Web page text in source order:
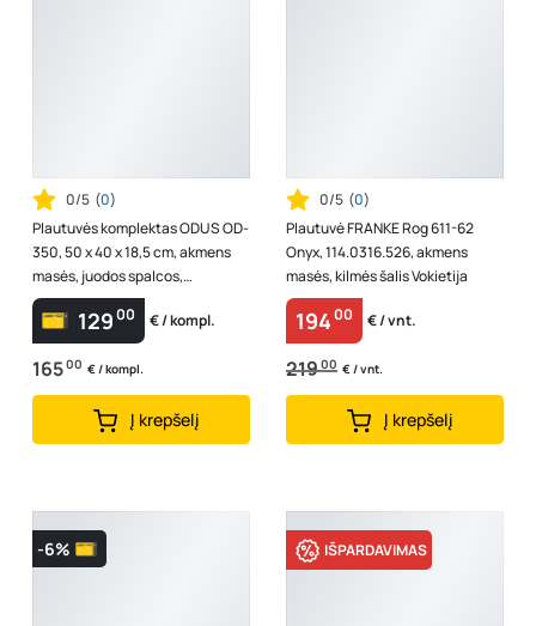
0/5 (0)
Plautuvės komplektas ODUS OD-
350, 50 x 40 x 18,5 cm, akmens
masės, juodos spalcos,
komplekte juodas maišytuvas
lanksčiu ...
12900 € / kompl.
16500 € / kompl.
Į krepšelį
0/5 (0)
Plautuvė FRANKE Rog 611-62
Onyx, 114.0316.526, akmens
masės, kilmės šalis Vokietija
19400 € / vnt.
21900 € / vnt.
Į krepšelį
-6% IŠPARDAVIMAS